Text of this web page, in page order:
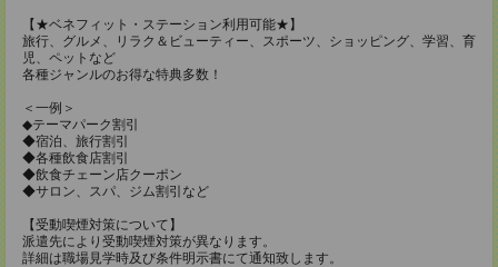
【★ベネフィット・ステーション利用可能★】
旅行、グルメ、リラク＆ビューティー、スポーツ、ショッピング、学習、育
児、ペットなど
各種ジャンルのお得な特典多数！
＜一例＞
◆テーマパーク割引
◆宿泊、旅行割引
◆各種飲食店割引
◆飲食チェーン店クーポン
◆サロン、スパ、ジム割引など
【受動喫煙対策について】
派遣先により受動喫煙対策が異なります。
詳細は職場見学時及び条件明示書にて通知致します。